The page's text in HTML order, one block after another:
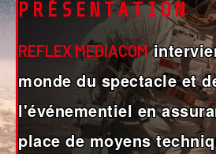
PRÉSENTATION
REFLEX MEDIACOM
monde du spectacle et
l'événementiel en
place de moyens